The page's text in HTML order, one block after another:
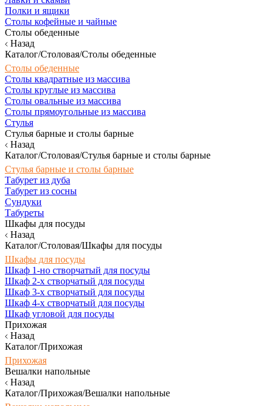
Полки и ящики
Столы кофейные и чайные
Столы обеденные
Назад
Каталог/Столовая/Столы обеденные
Столы обеденные
Столы квадратные из массива
Столы круглые из массива
Столы овальные из массива
Столы прямоугольные из массива
Стулья
Стулья барные и столы барные
Назад
Каталог/Столовая/Стулья барные и столы барные
Стулья барные и столы барные
Табурет из дуба
Табурет из сосны
Сундуки
Табуреты
Шкафы для посуды
Назад
Каталог/Столовая/Шкафы для посуды
Шкафы для посуды
Шкаф 1-но створчатый для посуды
Шкаф 2-х створчатый для посуды
Шкаф 3-х створчатый для посуды
Шкаф 4-х створчатый для посуды
Шкаф угловой для посуды
Прихожая
Назад
Каталог/Прихожая
Прихожая
Вешалки напольные
Назад
Каталог/Прихожая/Вешалки напольные